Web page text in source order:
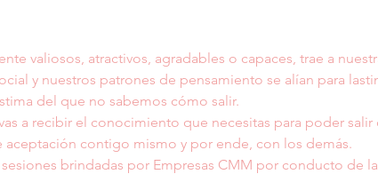
valiosos, atractivos, agradables o capaces, trae a
y nuestros patrones de pensamiento se alían para
del que no sabemos cómo salir.
a recibir el conocimiento que necesitas para poder
aceptación contigo mismo y por ende, con los demás.
brindadas por Empresas CMM por conducto de